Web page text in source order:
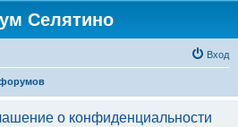
Селятино
Вход
о конфиденциальности